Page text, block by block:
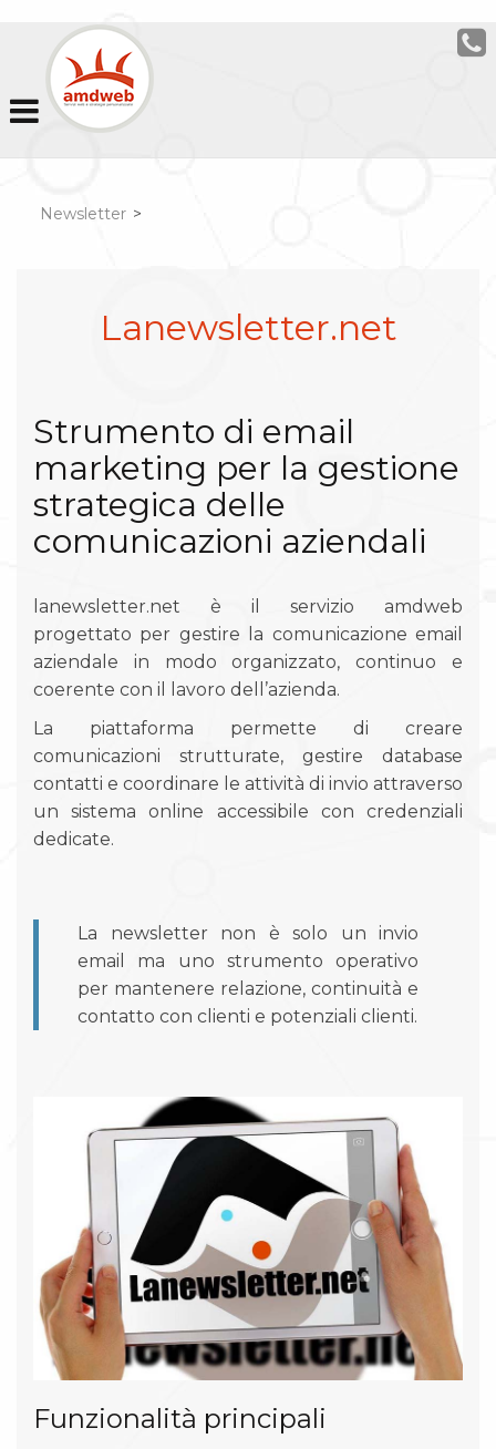
Newsletter >
Lanewsletter.net
Strumento di email
marketing per la gestione
strategica delle
comunicazioni aziendali
lanewsletter.net è il servizio amdweb
progettato per gestire la comunicazione email
aziendale in modo organizzato, continuo e
coerente con il lavoro dell’azienda.
La piattaforma permette di creare
comunicazioni strutturate, gestire database
contatti e coordinare le attività di invio attraverso
un sistema online accessibile con credenziali
dedicate.
La newsletter non è solo un invio
email ma uno strumento operativo
per mantenere relazione, continuità e
contatto con clienti e potenziali clienti.
Funzionalità principali